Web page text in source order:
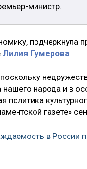
министр.
подчеркнула
Лилия Гумерова.
народа и в
политика
газете»
в России